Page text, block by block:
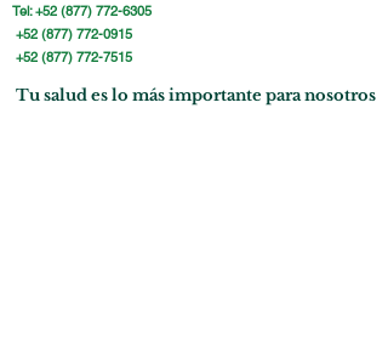
Tel:+52 (877) 772-6305
+52 (877) 772-0915
+52 (877) 772-7515
Tu salud es lo más importante para nosotros